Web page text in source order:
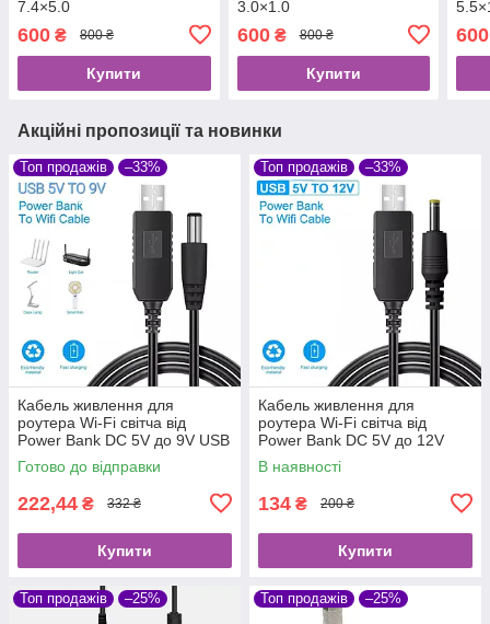
7.4×5.0
600 ₴ 800 ₴
Купити
3.0×1.0
600₴ 800 ₴
Купити
600
Акційні пропозиції та новинки
Топ продажів –33%
Кабель живлення для
роутера Wi-Fi світча від
Power Bank DC 5V до 9V USB
DC 5.5×2.5mm
Готово до відправки
222,44 ₴ 332 ₴
Купити
Топ продажів –33%
Кабель живлення для
роутера Wi-Fi світча від
Power Bank DC 5V до 12V
USB DC 5.5×2.5mm
В наявності
134 ₴ 200 ₴
Купити
Топ продажів –25% Топ продажів –25%